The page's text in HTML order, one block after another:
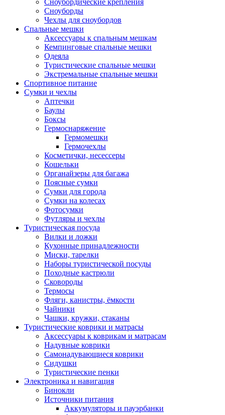
Сноубордические крепления
Сноуборды
Чехлы для сноубордов
Спальные мешки
Аксессуары к спальным мешкам
Кемпинговые спальные мешки
Одеяла
Туристические спальные мешки
Экстремальные спальные мешки
Спортивное питание
Сумки и чехлы
Аптечки
Баулы
Боксы
Гермоснаряжение
Гермомешки
Гермочехлы
Косметички, несессеры
Кошельки
Органайзеры для багажа
Поясные сумки
Сумки для города
Сумки на колесах
Фотосумки
Футляры и чехлы
Туристическая посуда
Вилки и ложки
Кухонные принадлежности
Миски, тарелки
Наборы туристической посуды
Походные кастрюли
Сковороды
Термосы
Фляги, канистры, ёмкости
Чайники
Чашки, кружки, стаканы
Туристические коврики и матрасы
Аксессуары к коврикам и матрасам
Надувные коврики
Самонадувающиеся коврики
Сидушки
Туристические пенки
Электроника и навигация
Бинокли
Источники питания
Аккумуляторы и пауэрбанки